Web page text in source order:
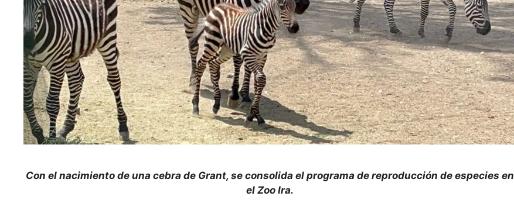
Con el nacimiento de una cebra de Grant, se consolida el programa de reproducción de especies en
el Zoo Ira.